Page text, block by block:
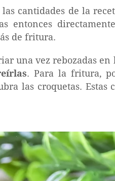
cantidades de la
entonces
de fritura.
una vez rebozadas
. Para la fritura,
las croquetas. Estas